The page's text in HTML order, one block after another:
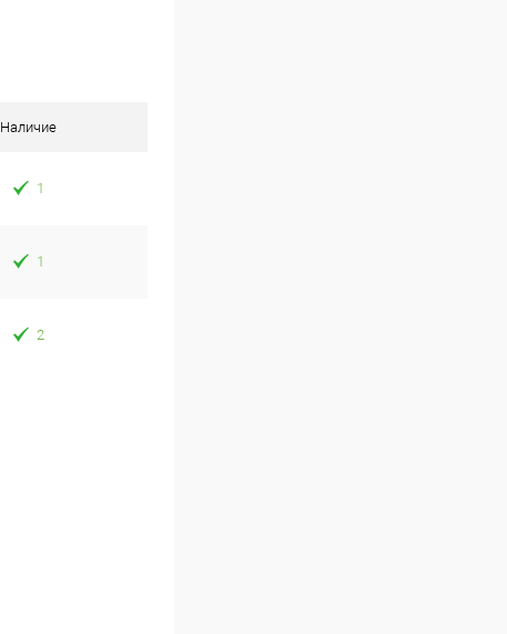
Наличие
1
1
2